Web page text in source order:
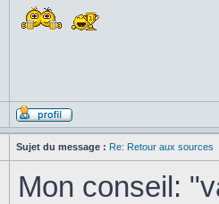
Sujet du message : Re: Retour aux sources
Mon conseil: